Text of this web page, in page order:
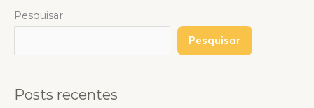
Pesquisar
Pesquisar
Posts recentes